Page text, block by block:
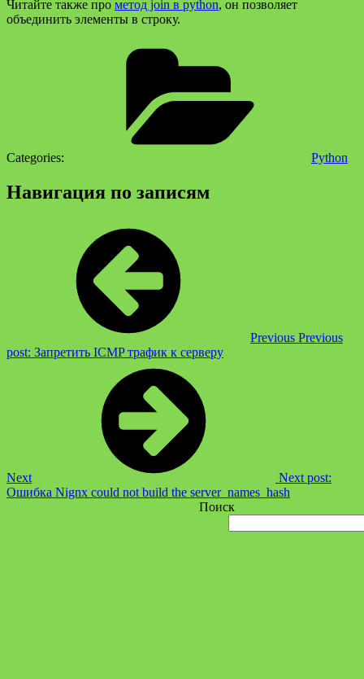
Читайте также про метод join в python, он позволяет
объединить элементы в строку.
Categories: Python
Навигация по записям
Previous Previous
post: Запретить ICMP трафик к серверу
Next
Next post:
Ошибка Nignx could not build the server_names_hash
Поиск